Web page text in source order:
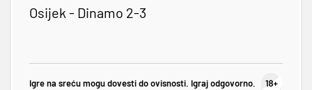
Osijek - Dinamo 2-3
Igre na sreću mogu dovesti do ovisnosti. Igraj odgovorno.